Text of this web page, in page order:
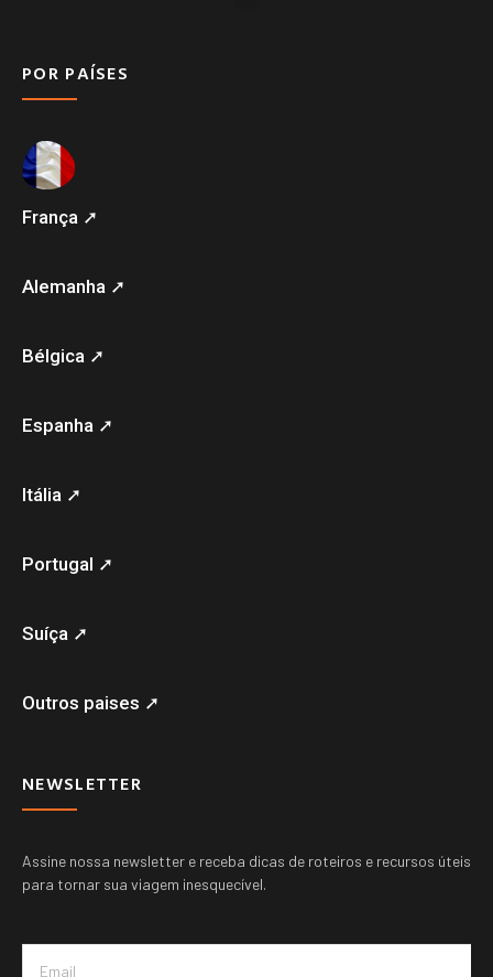
POR PAÍSES
França ➚
Alemanha ➚
Bélgica ➚
Espanha ➚
Itália ➚
Portugal ➚
Suíça ➚
Outros paises ➚
NEWSLETTER
Assine nossa newsletter e receba dicas de roteiros e recursos úteis
para tornar sua viagem inesquecível.